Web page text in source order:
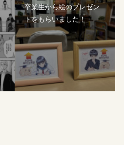
卒業生から絵のプレゼン
トをもらいました！